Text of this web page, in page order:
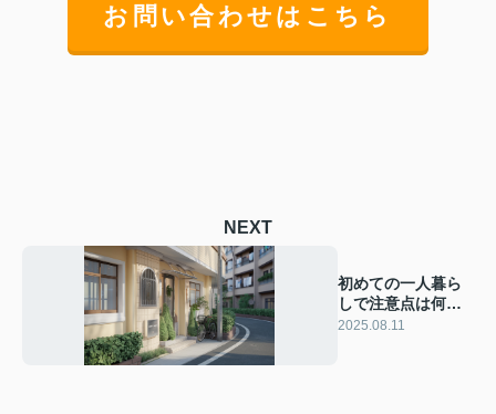
お問い合わせはこちら
NEXT
初めての一人暮ら
しで注意点は何？
安心して快適に暮
2025.08.11